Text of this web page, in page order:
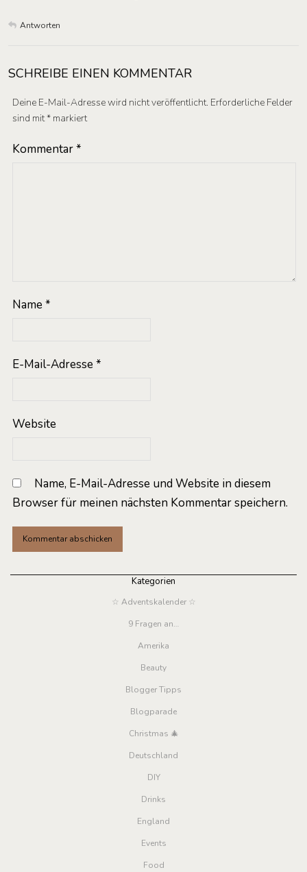
Antworten
SCHREIBE EINEN KOMMENTAR
Deine E-Mail-Adresse wird nicht veröffentlicht. Erforderliche Felder
sind mit* markiert
Kommentar*
Name*
E-Mail-Adresse*
Website
Name, E-Mail-Adresse und Website in diesem
Browser für meinen nächsten Kommentar speichern.
Kategorien
☆ Adventskalender ☆
9 Fragen an…
Amerika
Beauty
Blogger Tipps
Blogparade
Christmas 🎄
Deutschland
DIY
Drinks
England
Events
Food